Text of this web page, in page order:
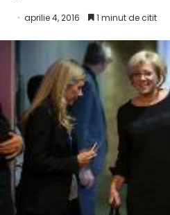
aprilie 4, 2016 1 minut de citit